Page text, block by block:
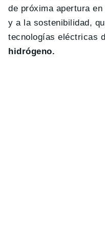
de próxima apertura
y a la sostenibilidad,
tecnologías eléctricas
hidrógeno.